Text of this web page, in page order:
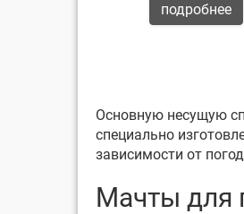
подробнее
Основную несущую
специально
зависимости от
Мачты для